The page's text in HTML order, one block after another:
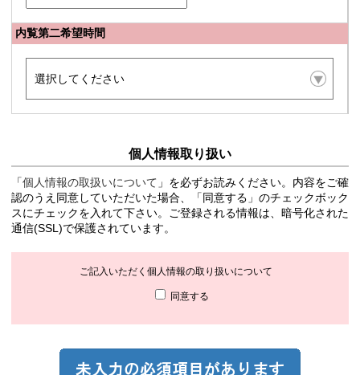
内覧第二希望時間
個人情報取り扱い
「個人情報の取扱いについて 」を必ずお読みください。内容をご確
認のうえ同意していただいた場合、「同意する」のチェックボック
スにチェックを入れて下さい。ご登録される情報は、暗号化された
通信(SSL)で保護されています。
ご記入いただく個人情報の取り扱いについて
同意する